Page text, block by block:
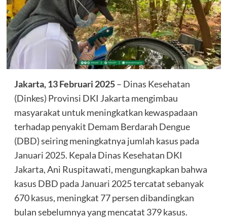
Jakarta, 13 Februari 2025– Dinas Kesehatan
(Dinkes) Provinsi DKI Jakarta mengimbau
masyarakat untuk meningkatkan kewaspadaan
terhadap penyakit Demam Berdarah Dengue
(DBD) seiring meningkatnya jumlah kasus pada
Januari 2025. Kepala Dinas Kesehatan DKI
Jakarta, Ani Ruspitawati, mengungkapkan bahwa
kasus DBD pada Januari 2025 tercatat sebanyak
670 kasus, meningkat 77 persen dibandingkan
bulan sebelumnya yang mencatat 379 kasus.